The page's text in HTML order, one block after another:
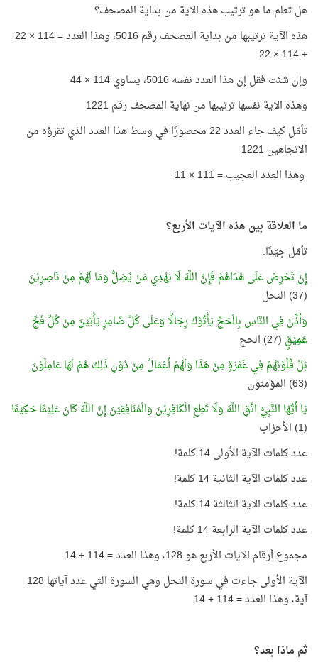
هل تعلم ما هو ترتيب هذه الآية من بداية المصحف؟
هذه الآية ترتيبها من بداية المصحف رقم 5016، وهذا العدد = 114 × 22
+ 114 × 22
وإن شئت فقل إن هذا العدد نفسه 5016، يساوي 114 × 44
وهذه الآية نفسها ترتيبها من نهاية المصحف رقم 1221
تأمّل كيف جاء العدد 22 محصورًا في وسط هذا العدد الذي تقرؤه من
الاتجاهين 1221
وهذا العدد العجيب = 111 × 11
ما العلاقة بين هذه الآيات الأربع؟
تأمّل جيّدًا:
إِنْ تَحْرِصْ عَلَى هُدَاهُمْ فَإِنَّ اللَّهَ لَا يَهْدِي مَنْ يُضِلُّ وَمَا لَهُمْ مِنْ نَاصِرِيْنَ
(37) النحل
وَأَذِّنْ فِي النَّاسِ بِالْحَجِّ يَأْتُوْكَ رِجَالًا وَعَلَى كُلِّ ضَامِرٍ يَأْتِيْنَ مِنْ كُلِّ فَجٍّ
عَمِيْقٍ (27) الحج
بَلْ قُلُوْبُهُمْ فِي غَمْرَةٍ مِنْ هَذَا وَلَهُمْ أَعْمَالٌ مِنْ دُوْنِ ذَلِكَ هُمْ لَهَا عَامِلُوْنَ
(63) المؤمنون
يَا أَيُّهَا النَّبِيُّ اتَّقِ اللَّهَ وَلَا تُطِعِ الْكَافِرِيْنَ وَالْمُنَافِقِيْنَ إِنَّ اللَّهَ كَانَ عَلِيْمًا حَكِيْمًا
(1) الأحزاب
عدد كلمات الآية الأولى 14 كلمة!
عدد كلمات الآية الثانية 14 كلمة!
عدد كلمات الآية الثالثة 14 كلمة!
عدد كلمات الآية الرابعة 14 كلمة!
مجموع أرقام الآيات الأربع هو 128، وهذا العدد = 114 + 14
الآية الأولى جاءت في سورة النحل وهي السورة التي عدد آياتها 128
آية، وهذا العدد = 114 + 14
ثم ماذا بعد؟